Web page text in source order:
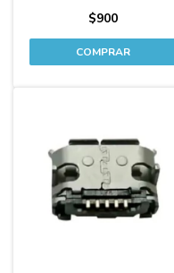
/ A71 (tipo C)
$900